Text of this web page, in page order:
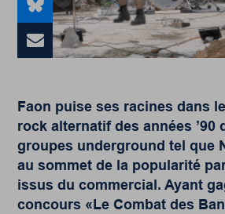
Faon puise ses racines dans
rock alternatif des années ’90
groupes underground tel que
au sommet de la popularité
issus du commercial. Ayant
concours «Le Combat des